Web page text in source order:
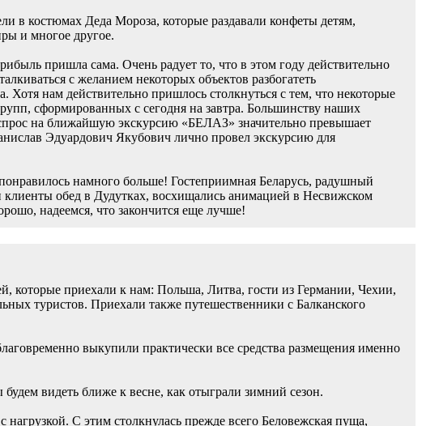
в костюмах Деда Мороза, которые раздавали конфеты детям,
и многое другое.
пришла сама. Очень радует то, что в этом году действительно
с желанием некоторых объектов разбогатеть
Хотя нам действительно пришлось столкнуться с тем, что некоторые
сформированных с сегодня на завтра. Большинству наших
на ближайшую экскурсию «БЕЛАЗ» значительно превышает
Эдуардович Якубович лично провел экскурсию для
намного больше! Гостеприимная Беларусь, радушный
обед в Дудутках, восхищались анимацией в Несвижском
надеемся, что закончится еще лучше!
которые приехали к нам: Польша, Литва, гости из Германии, Чехии,
туристов. Приехали также путешественники с Балканского
выкупили практически все средства размещения именно
видеть ближе к весне, как отыграли зимний сезон.
С этим столкнулась прежде всего Беловежская пуща,